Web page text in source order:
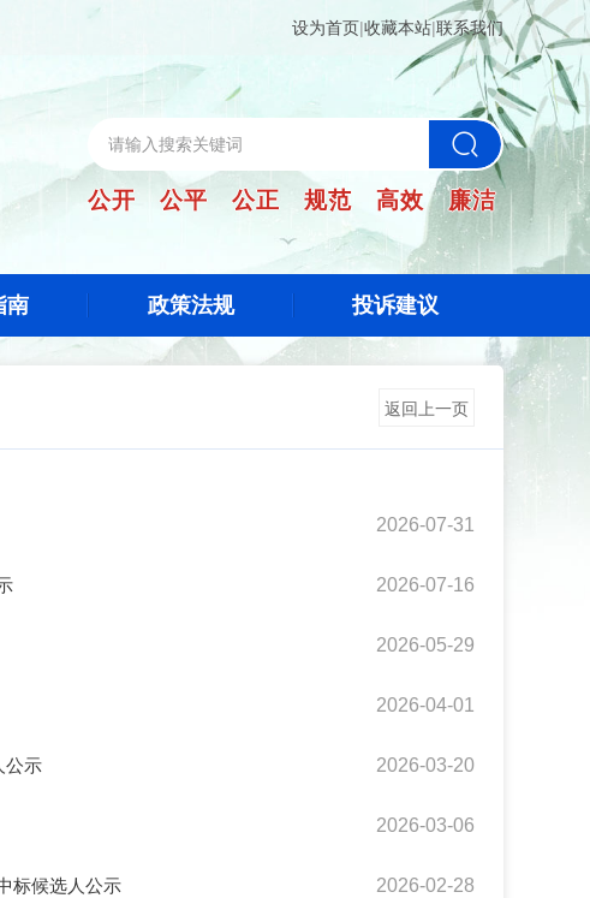
设为首页|收藏本站|联系我们
公开 公平 公正 规范 高效 廉洁
南 政策法规 投诉建议
返回上一页
2026-07-31
2026-07-16
2026-05-29
2026-04-01
公示 2026-03-20
2026-03-06
标候选人公示 2026-02-28